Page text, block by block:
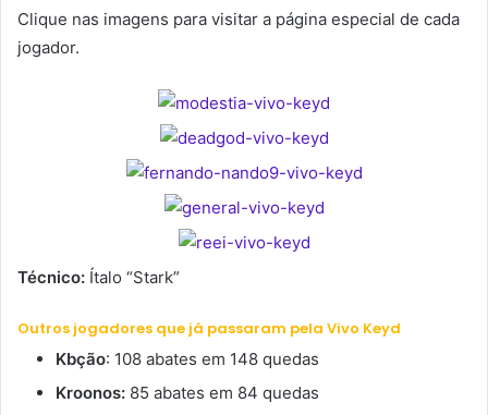
Clique nas imagens para visitar a página especial de cada
jogador.
Técnico: Ítalo “Stark”
Outros jogadores que já passaram pela Vivo Keyd
Kbção: 108 abates em 148 quedas
Kroonos: 85 abates em 84 quedas